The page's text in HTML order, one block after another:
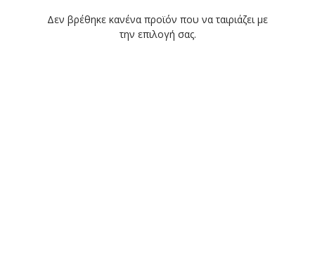
Δεν βρέθηκε κανένα προϊόν που να ταιριάζει με
την επιλογή σας.